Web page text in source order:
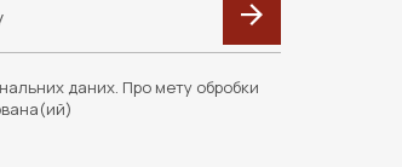
даних. Про мету обробки